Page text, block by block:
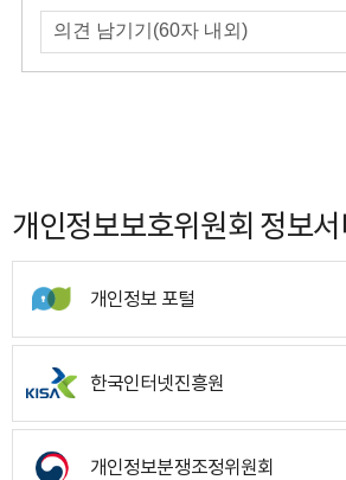
개인정보보호위원회 정보
개인정보 포털
한국인터넷진흥원
개인정보분쟁조정위원회